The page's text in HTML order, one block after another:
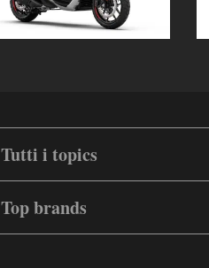
Tutti i topics
Top brands